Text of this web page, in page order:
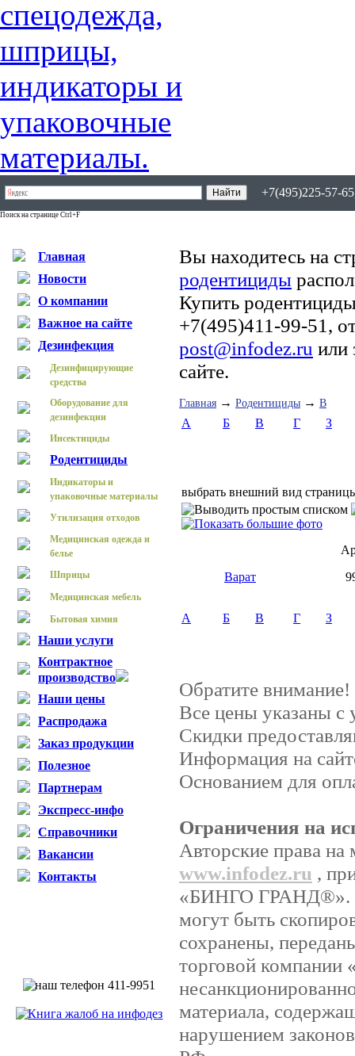
+7(495)225-57-
Поиск на странице Ctrl+F
Главная
Новости
О компании
Важное на сайте
Дезинфекция
Дезинфицирующие
средства
Оборудование для
дезинфекции
Инсектициды
Родентициды
Индикаторы и
упаковочные материалы
Утилизация отходов
Медицинская одежда и
белье
Шприцы
Медицинская мебель
Бытовая химия
Наши услуги
Контрактное
производство
Наши цены
Распродажа
Заказ продукции
Полезное
Партнерам
Экспресс-инфо
Справочники
Вакансии
Контакты
Вы находитесь на
родентициды
Купить
+7(495)411-99-51,
post@infodez.ru или
сайте.
Главная → Родентициды → В
А Б В Г З
выбрать внешний вид
Варат
А Б В Г З
Обратите внимание!
Все цены указаны
Скидки
Информация на
Основанием для
Ограничения на
Авторские права
www.infodez.ru ,
«БИНГО ГРАНД®».
могут быть
сохранены,
торговой
материала,
нарушением